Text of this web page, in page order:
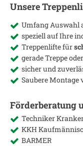
Unsere
Umfang Auswahl
speziell auf Ihre
Treppenlifte für
gerade Treppe oder
sicher und
Saubere Montage
Förderberatung
Techniker
KKH
BARMER